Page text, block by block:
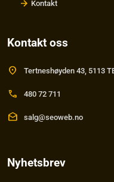
Kontakt
Kontakt oss
location_on Tertneshøyden 43, 5113
call 480 72 711
drafts salg@seoweb.no
Nyhetsbrev